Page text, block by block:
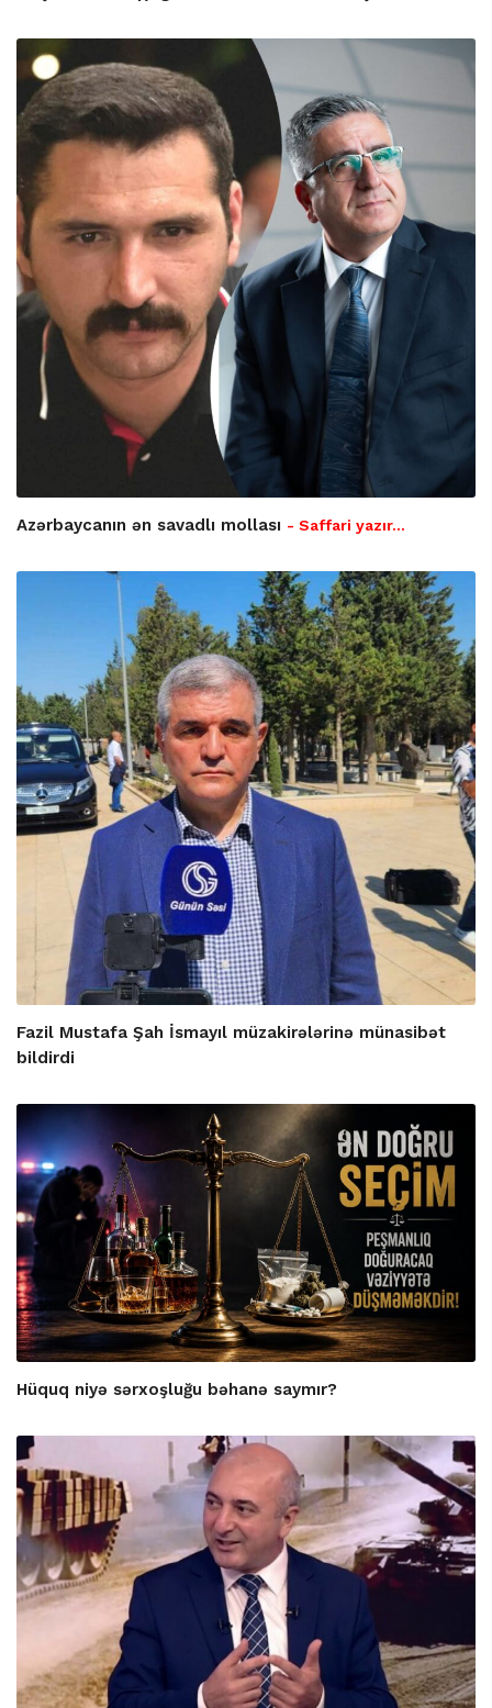
Azərbaycanın ən savadlı mollası - Saffari yazır…
Fazil Mustafa Şah İsmayıl müzakirələrinə münasibət
bildirdi
Hüquq niyə sərxoşluğu bəhanə saymır?